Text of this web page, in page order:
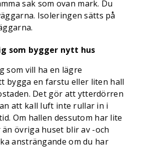
sak som ovan mark. Du
Isoleringen sätts på
som bygger nytt hus
som vill ha en lägre
bygga en farstu eller liten hall
Det gör att ytterdörren
att kall luft inte rullar in i
Om hallen dessutom har lite
övriga huset blir av -och
ansträngande om du har